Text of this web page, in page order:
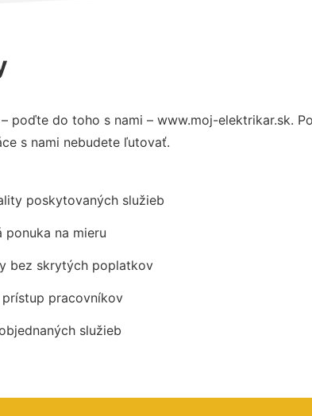
– poďte do toho s nami – www.moj-elektrikar.sk.
s nami nebudete ľutovať.
poskytovaných služieb
ponuka na mieru
bez skrytých poplatkov
pracovníkov
služieb